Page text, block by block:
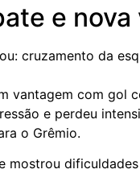
e nova
cruzamento da
vantagem com gol
e perdeu
o Grêmio.